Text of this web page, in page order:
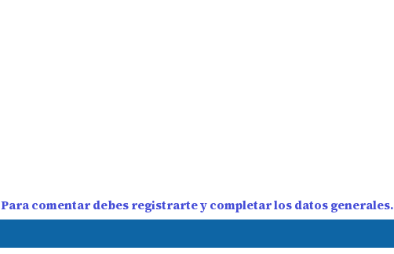
Para comentar debes registrarte y completar los datos generales.